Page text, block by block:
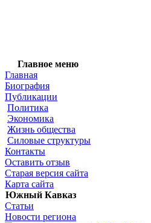
Главное меню
Главная
Биография
Публикации
Политика
Экономика
Жизнь общества
Силовые структуры
Контакты
Оставить отзыв
Старая версия сайта
Карта сайта
Южный Кавказ
Статьи
Новости региона